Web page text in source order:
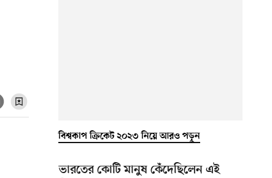
বিশ্বকাপ ক্রিকেট ২০২৩ নিয়ে আরও পড়ুন
ভারতের কোটি মানুষ কেঁদেছিলেন এই